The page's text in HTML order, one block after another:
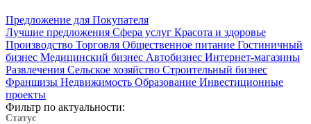
Предложение для Покупателя
Лучшие предложения Сфера услуг Красота и здоровье
Производство Торговля Общественное питание Гостиничный
бизнес Медицинский бизнес Автобизнес Интернет-магазины
Развлечения Сельское хозяйство Строительный бизнес
Франшизы Недвижимость Образование Инвестиционные
проекты
Фильтр по актуальности:
Статус